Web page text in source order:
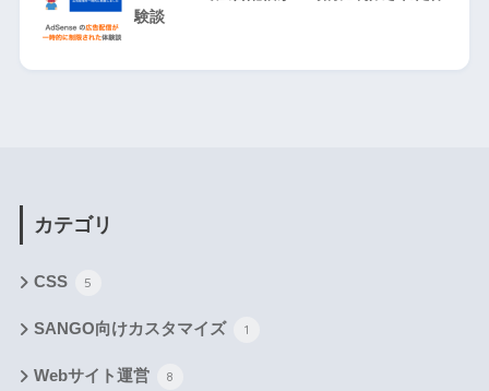
験談
カテゴリ
CSS 5
SANGO向けカスタマイズ 1
Webサイト運営 8